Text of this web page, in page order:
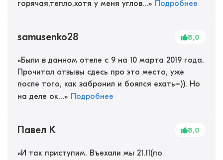
горячая,тепло,хотя у меня углов...» Подробнее
samusenko28 8,0
«Были в данном отеле с 9 на 10 марта 2019 года.
Прочитал отзывы сдесь про это место, уже
после того, как забронил и боялся ехать=)). Но
на деле ок...» Подробнее
Павел К 8,0
«И так приступим. Въехали мы 21.11(по